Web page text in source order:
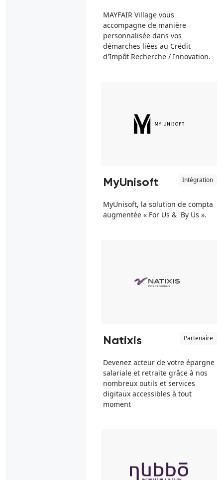
MAYFAIR Village vous
accompagne de manière
personnalisée dans vos
démarches liées au Crédit
d'Impôt Recherche / Innovation.
MyUnisoft Intégration
MyUnisoft, la solution de compta
augmentée « For Us & By Us ».
Natixis Partenaire
Devenez acteur de votre épargne
salariale et retraite grâce à nos
nombreux outils et services
digitaux accessibles à tout
moment